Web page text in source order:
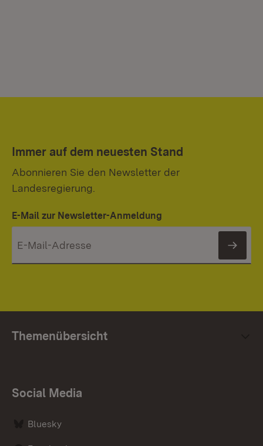
Immer auf dem neuesten Stand
Abonnieren Sie den Newsletter der
Landesregierung.
E-Mail zur Newsletter-Anmeldung
Themenübersicht
Social Media
Bluesky